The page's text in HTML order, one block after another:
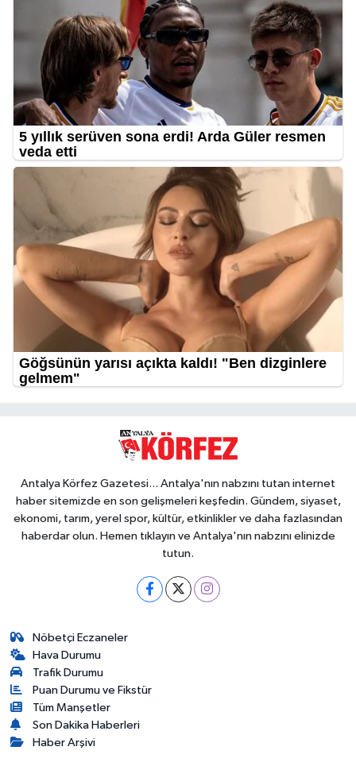
Antalya Körfez Gazetesi... Antalya'nın nabzını tutan internet
haber sitemizde en son gelişmeleri keşfedin. Gündem, siyaset,
ekonomi, tarım, yerel spor, kültür, etkinlikler ve daha fazlasından
haberdar olun. Hemen tıklayın ve Antalya'nın nabzını elinizde
tutun.
Nöbetçi Eczaneler
Hava Durumu
Trafik Durumu
Puan Durumu ve Fikstür
Tüm Manşetler
Son Dakika Haberleri
Haber Arşivi